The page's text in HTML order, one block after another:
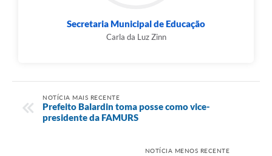
Secretaria Municipal de Educação
Carla da Luz Zinn
NOTÍCIA MAIS RECENTE
Prefeito Balardin toma posse como vice-
presidente da FAMURS
NOTÍCIA MENOS RECENTE